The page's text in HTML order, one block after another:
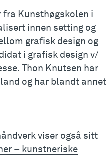
fra Kunsthøgskolen i
innen setting og
grafisk design og
i grafisk design v/
Thon Knutsen har
og har blandt annet
viser også sitt
– kunstneriske